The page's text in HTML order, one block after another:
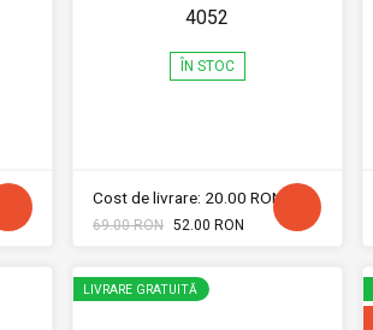
4052
ÎN STOC
Cost de livrare: 20.00 RON
69.00 RON 52.00 RON
LIVRARE GRATUITĂ